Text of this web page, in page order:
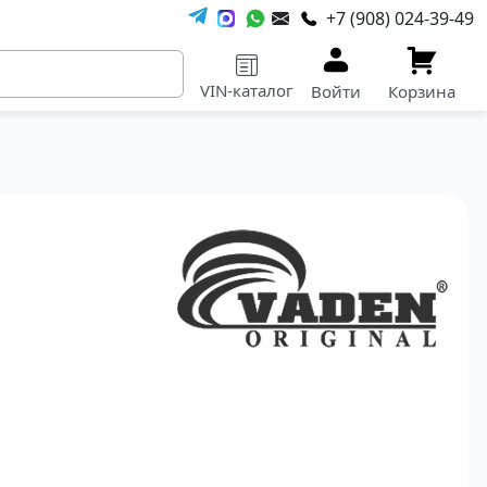
+7 (908) 024-39-49
VIN-каталог Войти Корзина